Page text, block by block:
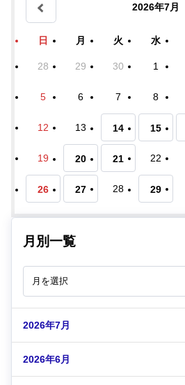
2026年7月
日 月 火 水
28 29 30 1
5 6 7 8
12 13 14 15
19 20 21 22
26 27 28 29
月別一覧
2026年7月
2026年6月